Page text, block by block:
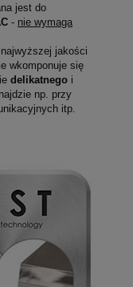
jest do
- nie wymaga
jakości
wkomponuje się
delikatnego i
np. przy
itp.